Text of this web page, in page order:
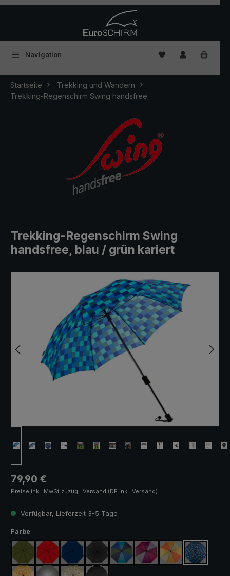
Navigation Du hast 0
Startseite
Trekking und Wandern
Trekking-Regenschirm Swing handsfree
Trekking-Regenschirm Swing
handsfree, blau / grün kariert
Regulärer Preis:
79,90 €
Preise inkl. MwSt zuzügl. Versand (DE inkl. Versand)
Verfügbar, Lieferzeit 3-5 Tage
Farbeauswählen
olivgrün rot marineblauschwarzblau / grünlila / rot / grauorange / gelb
blau /